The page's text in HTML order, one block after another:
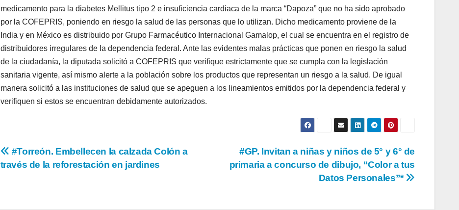
medicamento para la diabetes Mellitus tipo 2 e insuficiencia cardiaca de la marca “Dapoza” que no ha sido aprobado
por la COFEPRIS, poniendo en riesgo la salud de las personas que lo utilizan. Dicho medicamento proviene de la
India y en México es distribuido por Grupo Farmacéutico Internacional Gamalop, el cual se encuentra en el registro de
distribuidores irregulares de la dependencia federal. Ante las evidentes malas prácticas que ponen en riesgo la salud
de la ciudadanía, la diputada solicitó a COFEPRIS que verifique estrictamente que se cumpla con la legislación
sanitaria vigente, así mismo alerte a la población sobre los productos que representan un riesgo a la salud. De igual
manera solicitó a las instituciones de salud que se apeguen a los lineamientos emitidos por la dependencia federal y
verifiquen si estos se encuentran debidamente autorizados.
Navegación
#GP. Invitan a niñas y niños de 5° y 6° de
primaria a concurso de dibujo, “Color a tus
Datos Personales”*
#Torreón. Embellecen la calzada Colón a
través de la reforestación en jardines